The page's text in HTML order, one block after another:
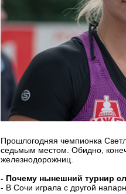
Прошлогодняя чемпионка
седьмым местом. Обидно,
железнодорожниц.
- Почему нынешний турнир
- В Сочи играла с другой